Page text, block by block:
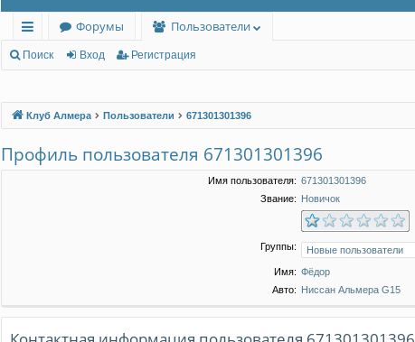
с
лк
Форумы
Пользователи
Поиск Вход Регистрация
Клуб Алмера Пользователи 671301301396
Профиль пользователя 671301301396
Имя пользователя: 671301301396
Звание: Новичок
Группы:
Имя: Фёдор
Авто: Ниссан Альмера G15